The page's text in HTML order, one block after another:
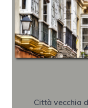
Città vecchia